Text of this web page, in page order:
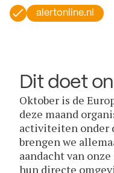
alertonline.nl
Dit doet
Oktober is de
deze maand
activiteiten onder
brengen we
aandacht van
hun directe